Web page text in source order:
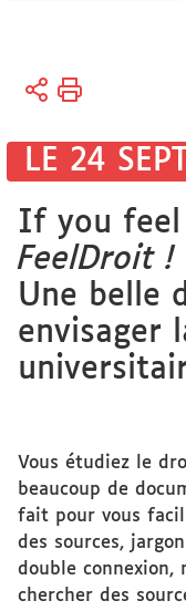
Vous
Accueil
électronique
LE 24
If you feel
FeelDroit !
Une belle
envisager
Vous étudiez le
beaucoup de
fait pour vous
des sources,
double connexion,
chercher des